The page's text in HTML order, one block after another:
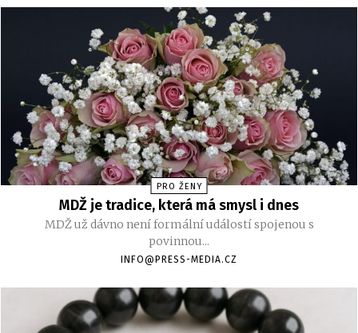
PRO ŽENY
MDŽ je tradice, která má smysl i dnes
MDŽ už dávno není formální událostí spojenou s
povinnou...
INFO@PRESS-MEDIA.CZ